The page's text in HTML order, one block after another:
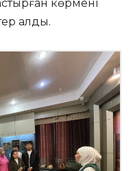
көрмені
алды.